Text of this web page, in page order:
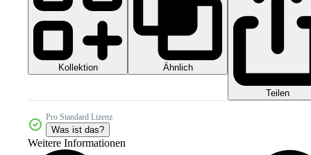
Kollektion Ähnlich
Teilen
Pro Standard Lizenz
Was ist das?
Weitere Informationen